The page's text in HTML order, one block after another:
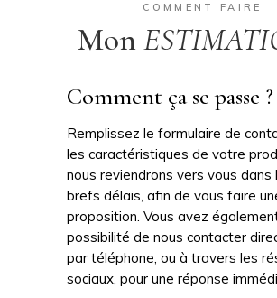
COMMENT FAIRE
Mon
Comment ça se passe ?
Remplissez le formulaire de
les caractéristiques de votre
nous reviendrons vers vous dans
brefs délais, afin de vous faire
proposition. Vous avez
possibilité de nous contacter
par téléphone, ou à travers les
sociaux, pour une réponse